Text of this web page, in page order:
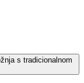
s tradicionalnom